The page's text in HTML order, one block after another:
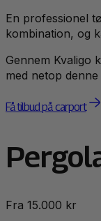
En professionel
kombination, og
Gennem Kvaligo
med netop
Få tilbud på carport
Fra 15.000 kr